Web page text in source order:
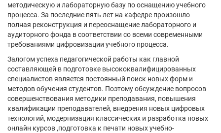
методическую и лабораторную базу по оснащению учебного
процесса. За последние пять лет на кафедре произошло
полная реконструкция и переоснащение лабораторного и
аудиторного фонда в соответствии со всеми современными
требованиями цифровизации учебного процесса.
Залогом успеха педагогической работы как главной
составляющей в подготовке высококвалифицированных
специалистов является постоянный поиск новых форм и
методов обучения студентов. Поэтому обсуждение вопросов
совершенствования методики преподавания, повышения
квалификации преподавателей, внедрения новых цифровых
технологий, модернизация классических и разработка новых
онлайн курсов ,подготовка к печати новых учебно-